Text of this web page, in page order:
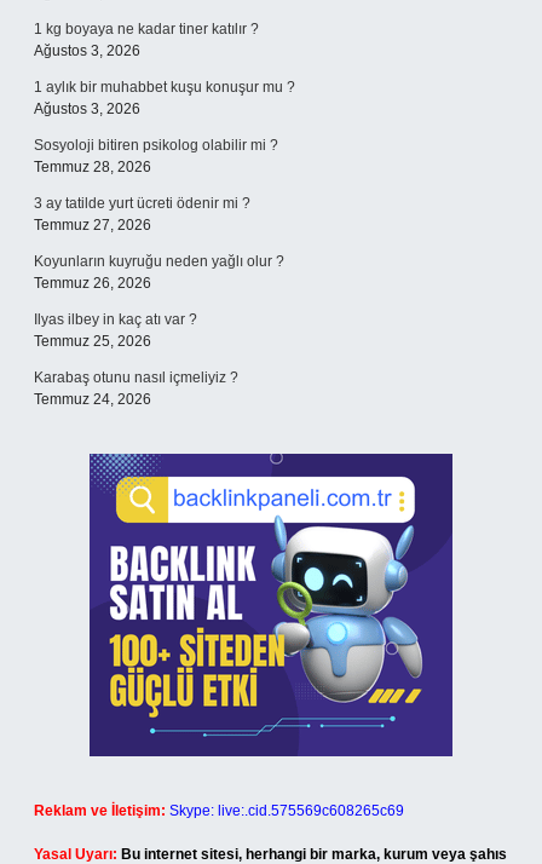
1 kg boyaya ne kadar tiner katılır ?
Ağustos 3, 2026
1 aylık bir muhabbet kuşu konuşur mu ?
Ağustos 3, 2026
Sosyoloji bitiren psikolog olabilir mi ?
Temmuz 28, 2026
3 ay tatilde yurt ücreti ödenir mi ?
Temmuz 27, 2026
Koyunların kuyruğu neden yağlı olur ?
Temmuz 26, 2026
Ilyas ilbey in kaç atı var ?
Temmuz 25, 2026
Karabaş otunu nasıl içmeliyiz ?
Temmuz 24, 2026
Reklam ve İletişim: Skype: live:.cid.575569c608265c69
Yasal Uyarı: Bu internet sitesi, herhangi bir marka, kurum veya şahıs